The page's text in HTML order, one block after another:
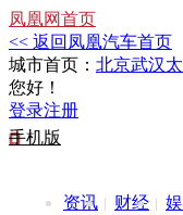
凤凰网首页
<< 返回凤凰汽车首页
城市首页： 北京武汉
您好！
登录注册
手机版
资讯 财经